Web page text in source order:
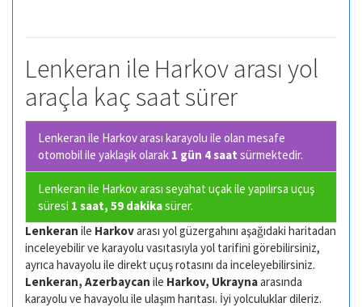
Lenkeran ile Harkov arası yol
araçla kaç saat sürer
Lenkeran ile Harkov arası karayolu ile olan mesafe
otomobil ile yaklaşık olarak 1 gün 4 saat sürmektedir.
Lenkeran ile Harkov arası seyahat uçak ile yapılırsa uçuş
süresi 1 saat, 59 dakikasürer.
Lenkeran ile Harkovarası yol güzergahını aşağıdaki haritadan
inceleyebilir ve karayolu vasıtasıyla yol tarifini görebilirsiniz,
ayrıca havayolu ile direkt uçuş rotasını da inceleyebilirsiniz.
Lenkeran, Azerbaycan ile Harkov, Ukraynaarasında
karayolu ve havayolu ile ulaşım harıtası. İyi yolculuklar dileriz.